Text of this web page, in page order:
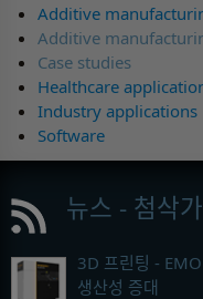
Additive
Additive
Case studies
Healthcare
Industry applications
Software
뉴스 - 첨삭
3D 프린팅 -
생산성 증대